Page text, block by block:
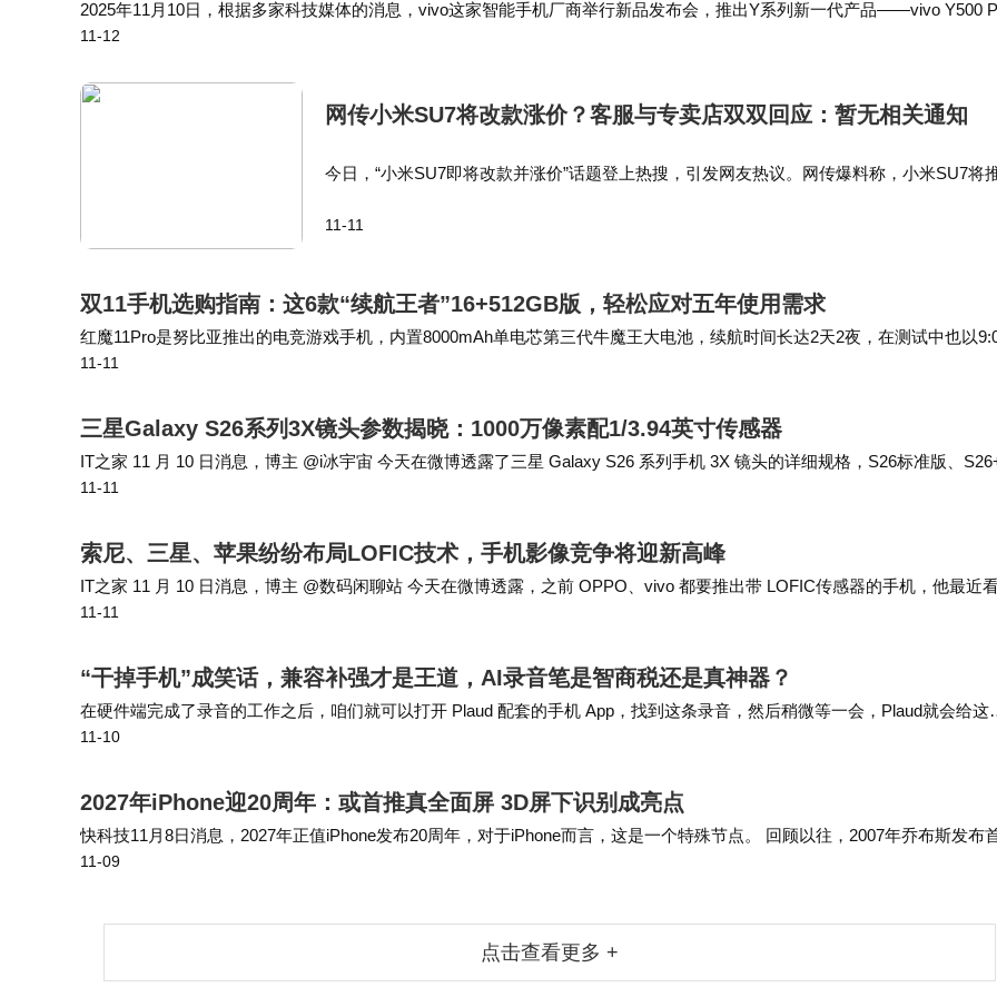
2025年11月10日，根据多家科技媒体的消息，vivo这家智能手机厂商举行新品发布会，推出Y系列新一代产品——vivo Y500
o，这款产品集影像、设计、系统、耐用、续航等多方面优势于一体，配备2亿H…
11-12
网传小米SU7将改款涨价？客服与专卖店双双回应：暂无相关通知
今日，“小米SU7即将改款并涨价”话题登上热搜，引发网友热议。网传爆料称，小米SU7将
架构、全新底盘架构、全系…
11-11
双11手机选购指南：这6款“续航王者”16+512GB版，轻松应对五年使用需求
红魔11Pro是努比亚推出的电竞游戏手机，内置8000mAh单电芯第三代牛魔王大电池，续航时间长达2天2夜，在测试中也以
的成绩超过所有对手，排名第一。一加15内置7300mAh电池，与OPPO …
11-11
三星Galaxy S26系列3X镜头参数揭晓：1000万像素配1/3.94英寸传感器
IT之家 11 月 10 日消息，博主 @i冰宇宙 今天在微博透露了三星 Galaxy S26 系列手机 3X 镜头的详细规格，S26标准版、
和 S26 Ultra 三款手机的具体规格相同。 博主…
11-11
索尼、三星、苹果纷纷布局LOFIC技术，手机影像竞争将迎新高峰
IT之家 11 月 10 日消息，博主 @数码闲聊站 今天在微博透露，之前 OPPO、vivo 都要推出带 LOFIC传感器的手机，他最近
索尼也有类似动作，在跟进迭代的传感器，尺寸还是 1/1.3 英寸…
11-11
“干掉手机”成笑话，兼容补强才是王道，AI录音笔是智商税还是真神器？
在硬件端完成了录音的工作之后，咱们就可以打开 Plaud 配套的手机 App，找到这条录音，然后稍微等一会，Plaud就会给这
录音自动转写成文字，同时利用 AI进行总结、提炼和归纳。 没错，把 Plau…
11-10
2027年iPhone迎20周年：或首推真全面屏 3D屏下识别成亮点
快科技11月8日消息，2027年正值iPhone发布20周年，对于iPhone而言，这是一个特殊节点。 回顾以往，2007年乔布斯发布
iPhone，带领行业迈入智能手机时代；2017年，库克发布iPhon…
11-09
点击查看更多 +